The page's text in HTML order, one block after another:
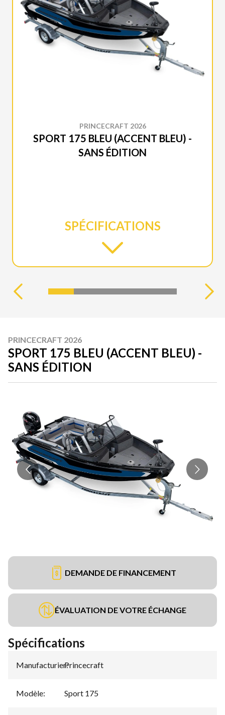
PRINCECRAFT 2026
SPORT 175 BLEU (ACCENT BLEU) -
SANS ÉDITION
SPÉCIFICATIONS
PRINCECRAFT 2026
SPORT 175 BLEU (ACCENT BLEU) -
SANS ÉDITION
DEMANDE DE FINANCEMENT
ÉVALUATION DE VOTRE ÉCHANGE
Spécifications
Manufacturier:
Princecraft
Modèle: Sport 175